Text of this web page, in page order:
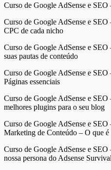
Curso de Google AdSense e SEO
Curso de Google AdSense e
CPC de cada nicho
Curso de Google AdSense e
suas pautas de conteúdo
Curso de Google AdSense e
Páginas essenciais
Curso de Google AdSense e
melhores plugins para o seu blog
Curso de Google AdSense e
Marketing de Conteúdo – O que é
Curso de Google AdSense e
nossa persona do Adsense